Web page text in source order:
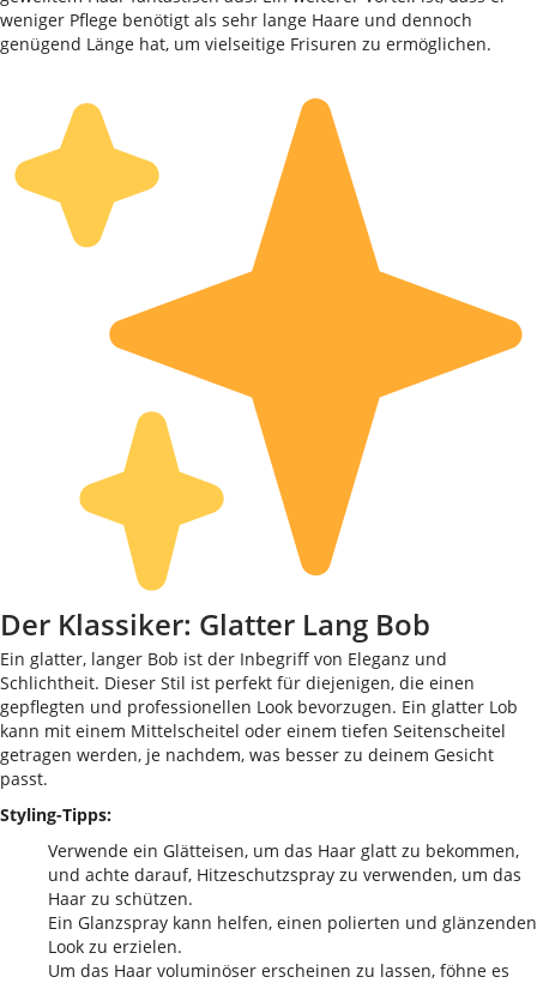
weniger Pflege benötigt als sehr lange Haare und dennoch
genügend Länge hat, um vielseitige Frisuren zu ermöglichen.
Der Klassiker: Glatter Lang Bob
Ein glatter, langer Bob ist der Inbegriff von Eleganz und
Schlichtheit. Dieser Stil ist perfekt für diejenigen, die einen
gepflegten und professionellen Look bevorzugen. Ein glatter Lob
kann mit einem Mittelscheitel oder einem tiefen Seitenscheitel
getragen werden, je nachdem, was besser zu deinem Gesicht
passt.
Styling-Tipps:
Verwende ein Glätteisen, um das Haar glatt zu bekommen,
und achte darauf, Hitzeschutzspray zu verwenden, um das
Haar zu schützen.
Ein Glanzspray kann helfen, einen polierten und glänzenden
Look zu erzielen.
Um das Haar voluminöser erscheinen zu lassen, föhne es